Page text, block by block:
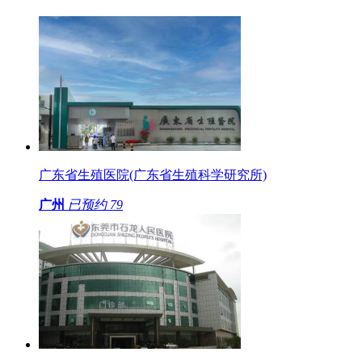
广东省生殖医院(广东省生殖科学研究所)
广州 已预约 79